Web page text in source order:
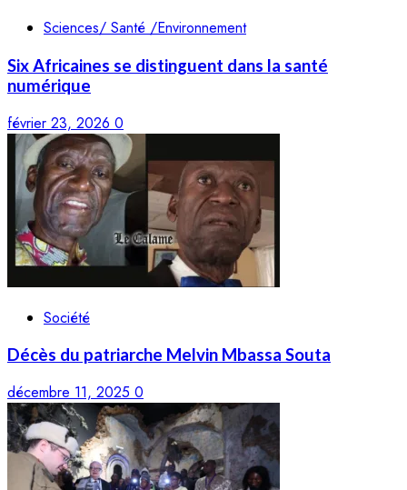
Sciences/ Santé /Environnement
Six Africaines se distinguent dans la santé
numérique
février 23, 2026 0
Société
Décès du patriarche Melvin Mbassa Souta
décembre 11, 2025 0